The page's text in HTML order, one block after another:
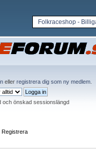
Folkraceshop -
eller registrera dig som ny medlem
och önskad sessionslängd
Registrera